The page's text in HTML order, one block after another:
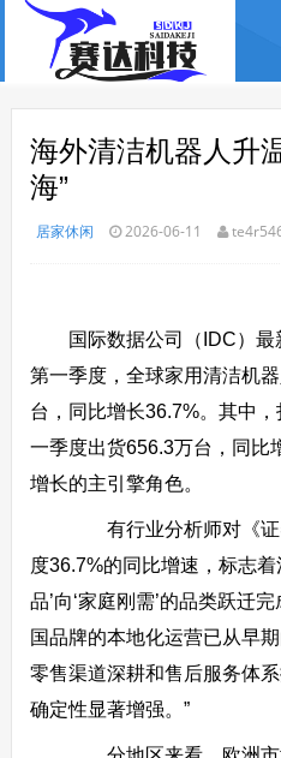
海外清洁机器人升
海”
居家休闲 2026-06-11
国际数据公司（IDC）
第一季度，全球家用清洁机
台，同比增长36.7%。其中
一季度出货656.3万台，同比
增长的主引擎角色。
有行业分析师对《证
度36.7%的同比增速，标志
品’向‘家庭刚需’的品类跃迁
国品牌的本地化运营已从早
零售渠道深耕和售后服务体
确定性显著增强。”